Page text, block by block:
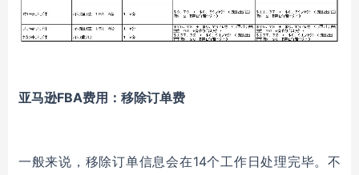
亚马逊FBA费用： 移除订单费
一般来说，移除订单信息会在14个工作日处理完毕。不